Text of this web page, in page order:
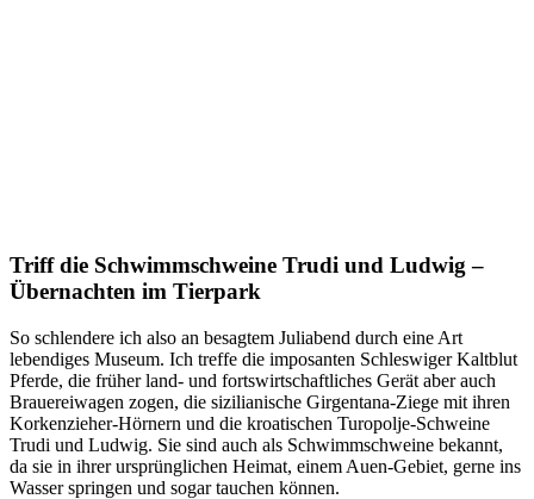
Triff die Schwimmschweine Trudi und Ludwig –
Übernachten im Tierpark
So schlendere ich also an besagtem Juliabend durch eine Art
lebendiges Museum. Ich treffe die imposanten Schleswiger Kaltblut
Pferde, die früher land- und fortswirtschaftliches Gerät aber auch
Brauereiwagen zogen, die sizilianische Girgentana-Ziege mit ihren
Korkenzieher-Hörnern und die kroatischen Turopolje-Schweine
Trudi und Ludwig. Sie sind auch als Schwimmschweine bekannt,
da sie in ihrer ursprünglichen Heimat, einem Auen-Gebiet, gerne ins
Wasser springen und sogar tauchen können.